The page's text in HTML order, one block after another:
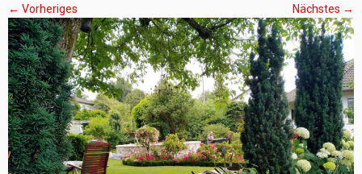
← Vorheriges Nächstes →